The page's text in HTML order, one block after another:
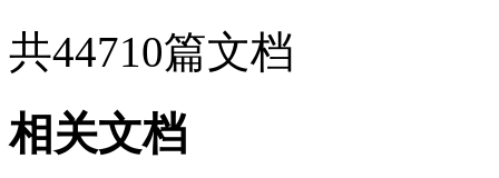
共44710篇文档
相关文档